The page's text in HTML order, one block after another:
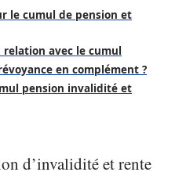
le cumul de pension et
avec le cumul
en complément ?
pension invalidité et
d’invalidité et rente